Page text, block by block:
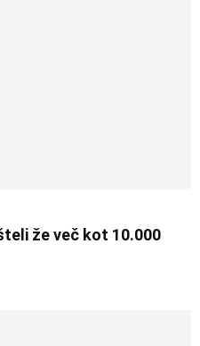
že več kot 10.000